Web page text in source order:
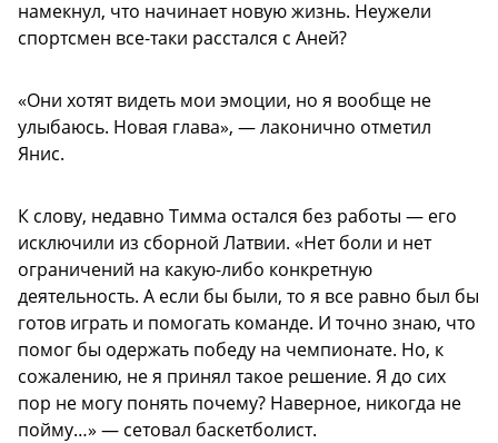
намекнул, что начинает новую жизнь. Неужели
спортсмен все-таки расстался с Аней?
«Они хотят видеть мои эмоции, но я вообще не
улыбаюсь. Новая глава», — лаконично отметил
Янис.
К слову, недавно Тимма остался без работы — его
исключили из сборной Латвии. «Нет боли и нет
ограничений на какую-либо конкретную
деятельность. А если бы были, то я все равно был бы
готов играть и помогать команде. И точно знаю, что
помог бы одержать победу на чемпионате. Но, к
сожалению, не я принял такое решение. Я до сих
пор не могу понять почему? Наверное, никогда не
пойму…» — сетовал баскетболист.